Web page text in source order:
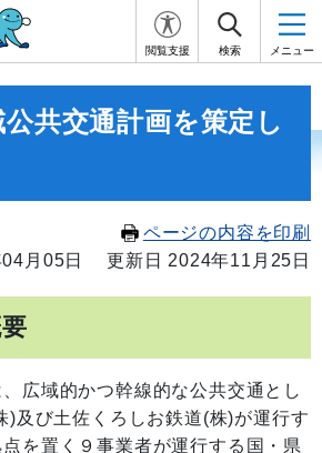
閲覧支援 検索 メニュー
共交通計画を策定し
ページの内容を印刷
月05日
更新日 2024年11月25日
広域的かつ幹線的な公共交通とし
)及び土佐くろしお鉄道(株)が運行す
を置く９事業者が運行する国・県